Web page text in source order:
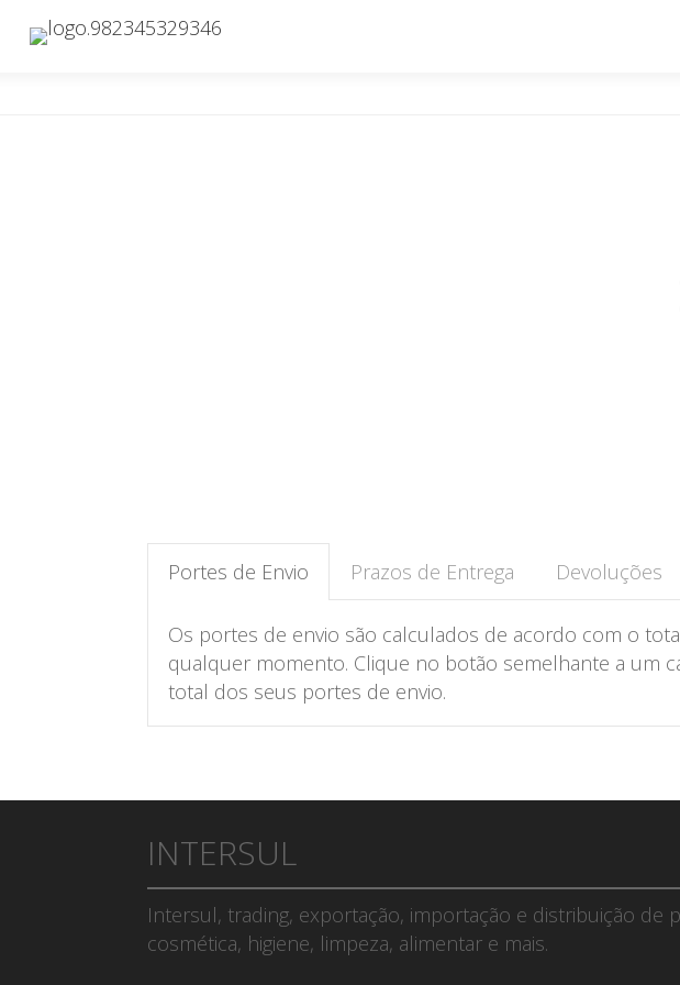
Portes de Envio Prazos de Entrega Devoluções
Os portes de envio são calculados de acordo com o
qualquer momento. Clique no botão semelhante a um
total dos seus portes de envio.
INTERSUL
Intersul, trading, exportação, importação e distribuição de
cosmética, higiene, limpeza, alimentar e mais.